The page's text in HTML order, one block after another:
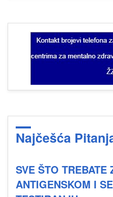
Najčešća
SVE ŠTO TREBATE
ANTIGENSKOM I